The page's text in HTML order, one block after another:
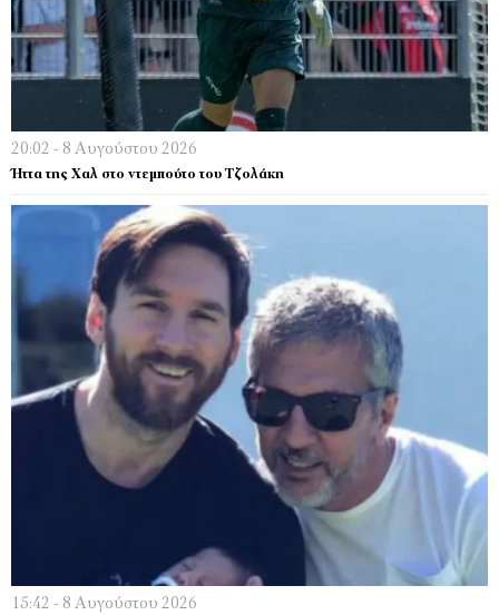
20:02 - 8 Αυγούστου 2026
Ήττα της Χαλ στο ντεμπούτο του Τζολάκη
15:42 - 8 Αυγούστου 2026